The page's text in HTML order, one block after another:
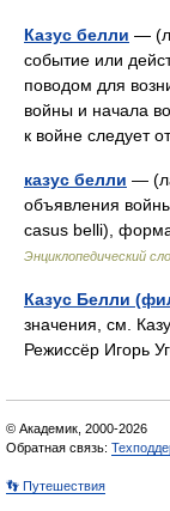
Казус белли —
событие или
поводом для
войны и начала
к войне следует
казус белли —
объявления
casus belli),
Энциклопедический
Казус Белли
значения, см.
Режиссёр Игорь
© Академик, 2000-2026
Обратная связь:
👣 Путешествия